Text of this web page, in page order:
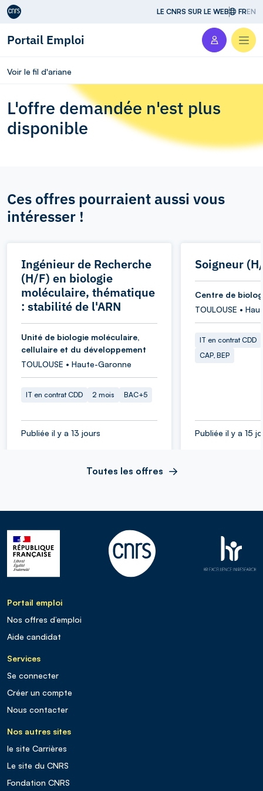
Aller au contenu LE CNRS SUR LE WEB FREN
Portail Emploi
Voir le fil d'ariane
L'offre demandée n'est plus
disponible
Ces offres pourraient aussi vous
intéresser !
Ingénieur de Recherche
(H/F) en biologie
moléculaire, thématique
: stabilité de l'ARN
Unité de biologie moléculaire,
cellulaire et du développement
TOULOUSE • Haute-Garonne
IT en contrat CDD 2 mois BAC+5
Publiée il y a 13 jours
Soigneur
Centre de
TOULOUSE •
IT en contrat CDD
CAP, BEP
Publiée il y a 15
Toutes les offres
Portail emploi
Nos offres d’emploi
Aide candidat
Services
Se connecter
Créer un compte
Nous contacter
Nos autres sites
le site Carrières
Le site du CNRS
Fondation CNRS